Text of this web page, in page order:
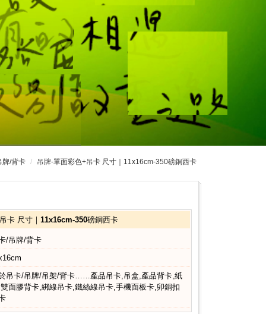
牌/背卡 吊牌-單面彩色+吊卡 尺寸｜11x16cm-350磅銅西卡
卡 尺寸｜11x16cm-350磅銅西卡
/吊牌/背卡
吊卡/吊牌/吊架/背卡……產品吊卡,吊盒,產品背卡,紙
面膠背卡,綁線吊卡,鐵絲線吊卡,手機面板卡,卯銅扣